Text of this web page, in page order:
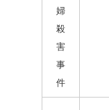
婦
殺
害
事
件